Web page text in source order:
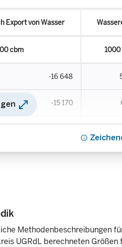
Export von Wasser
cbm
-16 648
-15 170
open_in_full
info
Methodenbeschreibungen
UGRdL berechneten Größen